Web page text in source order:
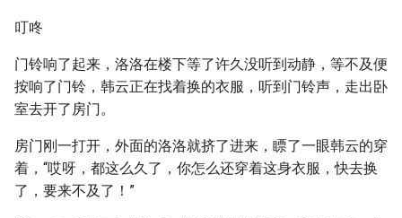
叮咚
门铃响了起来，洛洛在楼下等了许久没听到动静，等不及便
按响了门铃，韩云正在找着换的衣服，听到门铃声，走出卧
室去开了房门。
房门刚一打开，外面的洛洛就挤了进来，瞟了一眼韩云的穿
着，“哎呀，都这么久了，你怎么还穿着这身衣服，快去换
了，要来不及了！”